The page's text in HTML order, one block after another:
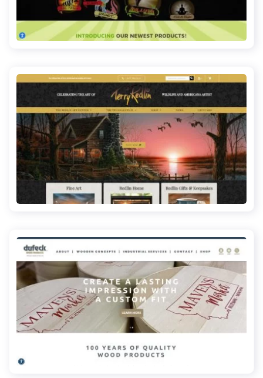
zenproductsgrow.com
redlinart.com
dufeckwood.com